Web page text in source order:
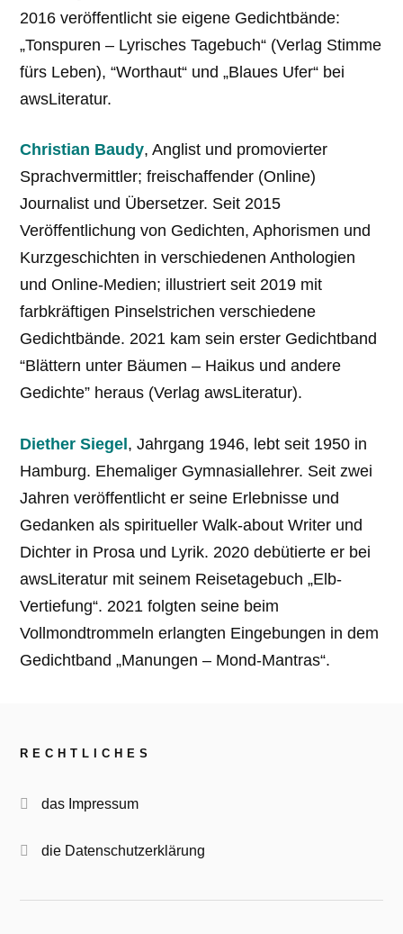
2016 veröffentlicht sie eigene Gedichtbände:
„Tonspuren – Lyrisches Tagebuch“ (Verlag Stimme
fürs Leben), “Worthaut“ und „Blaues Ufer“ bei
awsLiteratur.
Christian Baudy, Anglist und promovierter
Sprachvermittler; freischaffender (Online)
Journalist und Übersetzer. Seit 2015
Veröffentlichung von Gedichten, Aphorismen und
Kurzgeschichten in verschiedenen Anthologien
und Online-Medien; illustriert seit 2019 mit
farbkräftigen Pinselstrichen verschiedene
Gedichtbände. 2021 kam sein erster Gedichtband
“Blättern unter Bäumen – Haikus und andere
Gedichte” heraus (Verlag awsLiteratur).
Diether Siegel, Jahrgang 1946, lebt seit 1950 in
Hamburg. Ehemaliger Gymnasial­lehrer. Seit zwei
Jahren veröffentlicht er seine Erlebnisse und
Gedanken als spiritueller Walk-about Writer und
Dichter in Prosa und Lyrik. 2020 debütierte er bei
awsLiteratur mit seinem Reisetagebuch „Elb-
Vertiefung“. 2021 folgten seine beim
Vollmondtrommeln erlangten Eingebungen in dem
Gedichtband „Manungen – Mond-Mantras“.
RECHTLICHES
das Impressum
die Datenschutzerklärung